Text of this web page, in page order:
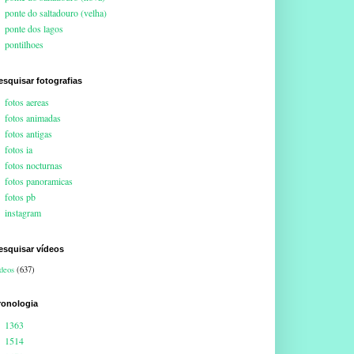
ponte do saltadouro (velha)
ponte dos lagos
pontilhoes
fotografias
fotos aereas
fotos animadas
fotos antigas
fotos ia
fotos nocturnas
fotos panoramicas
fotos pb
instagram
vídeos
(637)
1363
1514